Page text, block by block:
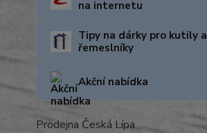
na internetu
Tipy na dárky pro kutily a
řemeslníky
Akční nabídka
Prodejna Česká Lípa